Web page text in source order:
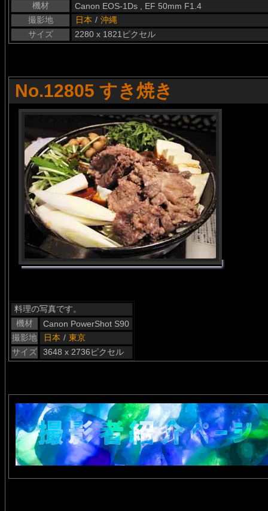
機材
Canon EOS-1Ds , EF 50mm F1.4
撮影地
日本 / 沖縄
サイズ
2280 x 1821ピクセル
No.12805 すき焼き
料理の写真です。
機材
Canon PowerShot S90
撮影地
日本 / 東京
サイズ
3648 x 2736ピクセル